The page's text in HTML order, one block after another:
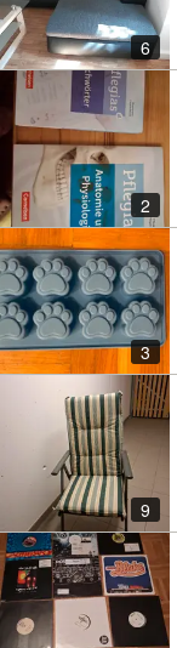
6
2
3
9